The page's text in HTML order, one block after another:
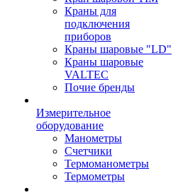
Краны для
подключения
приборов
Краны шаровые "LD"
Краны шаровые
VALTEC
Почие бренды
Измерительное
оборудование
Манометры
Счетчики
Термоманометры
Термометры